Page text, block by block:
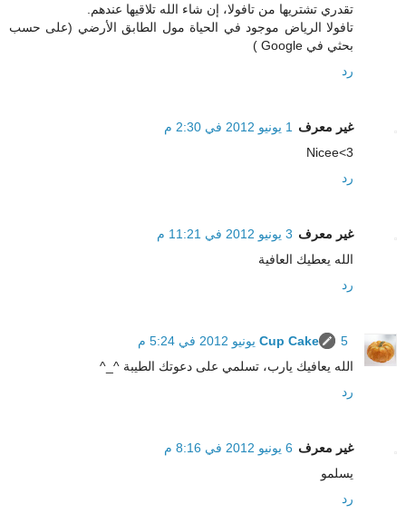
تقدري تشتريها من تافولا، إن شاء الله تلاقيها عندهم.
تافولا الرياض موجود في الحياة مول الطابق الأرضي (على حسب
بحثي في Google )
رد
غير معرف
1 يونيو 2012 في 2:30 م
Nicee<3
رد
غير معرف 3 يونيو 2012 في 11:21 م
الله يعطيك العافية
رد
Cup Cake
5 يونيو 2012 في 5:24 م
الله يعافيك يارب، تسلمي على دعوتك الطيبة ^_^
رد
غير معرف 6 يونيو 2012 في 8:16 م
يسلمو
رد